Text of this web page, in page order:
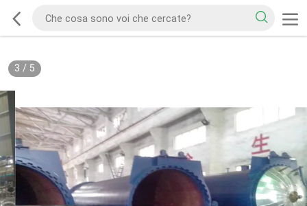
3 / 5